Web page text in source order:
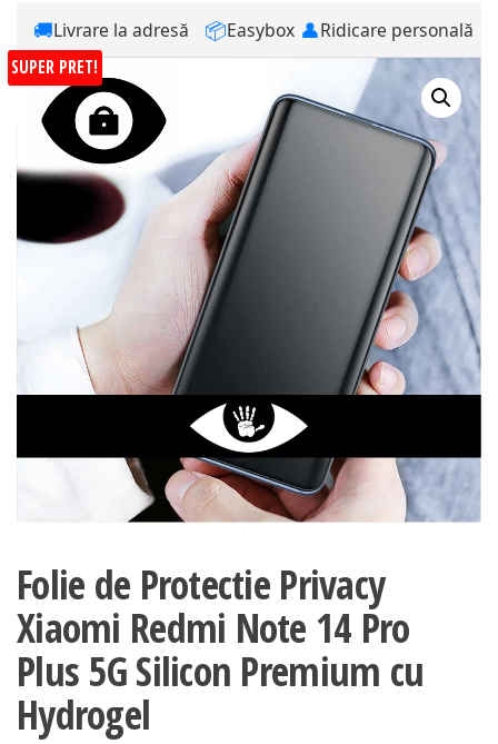
🚚Livrare la adresă 📦Easybox 👤Ridicare personală
SUPER PRET!
Folie de Protectie Privacy
Xiaomi Redmi Note 14 Pro
Plus 5G Silicon Premium cu
Hydrogel